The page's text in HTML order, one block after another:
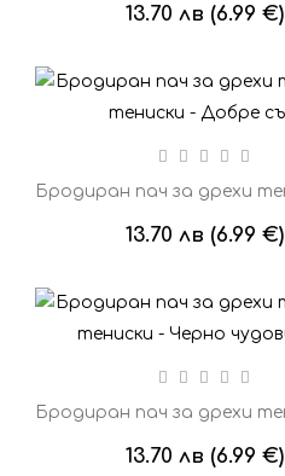
13.70 лв (6.99 €)
13.70 лв (6.99 €)
13.70 лв (6.99 €)